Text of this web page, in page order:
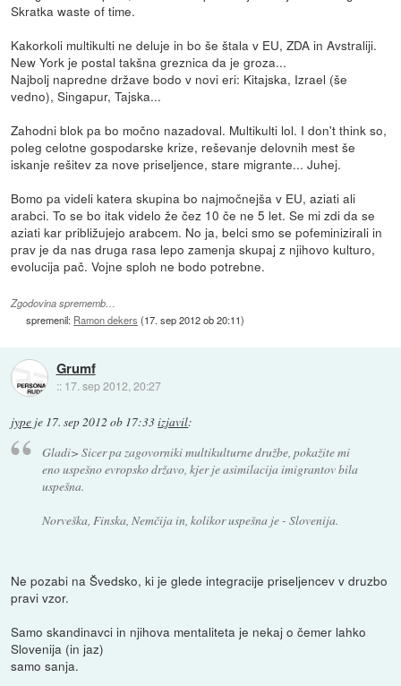
Skratka waste of time.
Kakorkoli multikulti ne deluje in bo še štala v EU, ZDA in Avstraliji.
New York je postal takšna greznica da je groza...
Najbolj napredne države bodo v novi eri: Kitajska, Izrael (še
vedno), Singapur, Tajska...
Zahodni blok pa bo močno nazadoval. Multikulti lol. I don't think so,
poleg celotne gospodarske krize, reševanje delovnih mest še
iskanje rešitev za nove priseljence, stare migrante... Juhej.
Bomo pa videli katera skupina bo najmočnejša v EU, aziati ali
arabci. To se bo itak videlo že čez 10 če ne 5 let. Se mi zdi da se
aziati kar približujejo arabcem. No ja, belci smo se pofeminizirali in
prav je da nas druga rasa lepo zamenja skupaj z njihovo kulturo,
evolucija pač. Vojne sploh ne bodo potrebne.
Zgodovina sprememb…
spremenil: Ramon dekers (17. sep 2012 ob 20:11)
Grumf
:: 17. sep 2012, 20:27
jype je 17. sep 2012 ob 17:33izjavil:
Gladi> Sicer pa zagovorniki multikulturne družbe, pokažite mi
eno uspešno evropsko državo, kjer je asimilacija imigrantov bila
uspešna.
Norveška, Finska, Nemčija in, kolikor uspešna je - Slovenija.
Ne pozabi na Švedsko, ki je glede integracije priseljencev v druzbo
pravi vzor.
Samo skandinavci in njihova mentaliteta je nekaj o čemer lahko
Slovenija (in jaz)
samo sanja.